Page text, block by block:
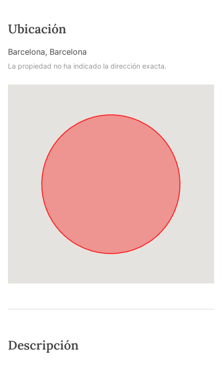
Ubicación
Barcelona, Barcelona
La propiedad no ha indicado la dirección exacta.
Descripción